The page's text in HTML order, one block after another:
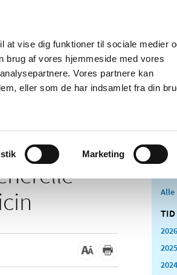
at vise dig funktioner til sociale medier
brug af vores hjemmeside med vores
Vores partnere kan
eller som de har indsamlet fra din
Marketing
Om os Kontakt Udgivelser
Apoteker og salg af
Medicinsk
Alle
TID